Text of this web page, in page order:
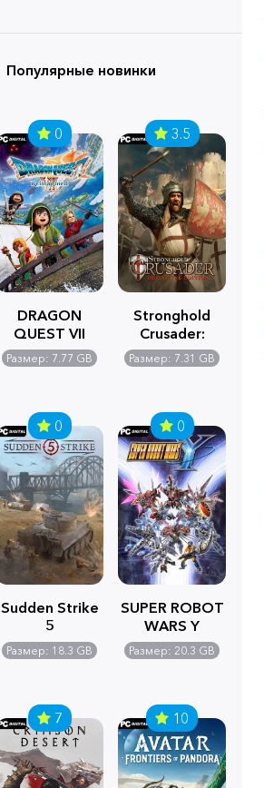
Популярные новинки
0
DRAGON
QUEST VII
Reimagined
Размер: 7.77 GB
3.5
Stronghold
Crusader:
Definitive
Edition
Размер: 7.31 GB
0
Sudden Strike
5
Размер: 18.3 GB
0
SUPER ROBOT
WARS Y
Размер: 20.3 GB
7 10